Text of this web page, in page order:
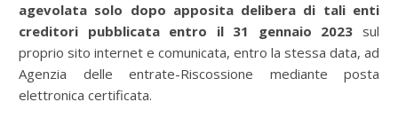
agevolata solo dopo apposita delibera di tali enti
creditori pubblicata entro il 31 gennaio 2023 sul
proprio sito internet e comunicata, entro la stessa data, ad
Agenzia delle entrate-Riscossione mediante posta
elettronica certificata.